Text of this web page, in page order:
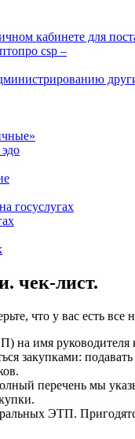
кабинете для
csp –
госуслугах
чек-лист.
что у вас есть все
на имя
закупками:
перечень мы
ЭТП.